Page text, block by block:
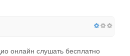
онлайн слушать бесплатно